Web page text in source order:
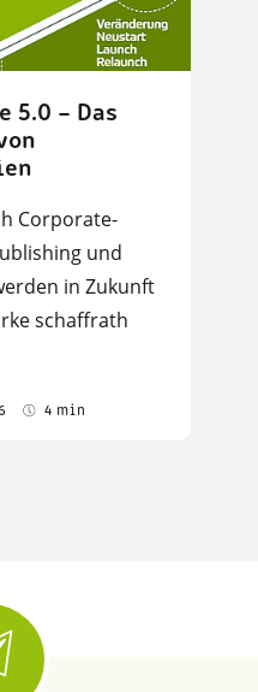
5.0 – Das
Corporate-
und
in Zukunft
schaffrath
4 min